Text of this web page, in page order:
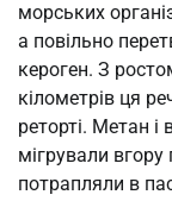
морських
а повільно
кероген. З
кілометрів ця
реторті. Метан і
мігрували вгору
потрапляли в